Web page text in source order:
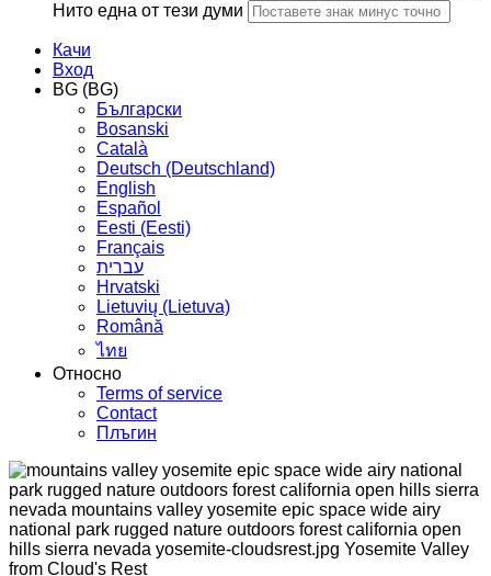
Нито една от тези думи
Качи
Вход
BG (BG)
Български
Bosanski
Сatalà
Deutsch (Deutschland)
English
Español
Eesti (Eesti)
Français
עברית
Hrvatski
Lietuvių (Lietuva)
Română
ไทย
Относно
Terms of service
Contact
Плъгин